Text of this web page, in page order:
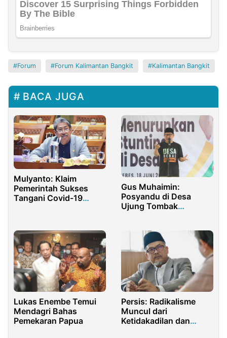
Forum Forum Kalimantan Bangkit Kalimantan Bangkit
BACA JUGA
Mulyanto: Klaim
Pemerintah Sukses
Tangani Covid-19
Gus Muhaimin:
Posyandu di Desa
Ujung Tombak
Lukas Enembe Temui
Mendagri Bahas
Pemekaran Papua
Persis: Radikalisme
Muncul dari
Ketidakadilan dan